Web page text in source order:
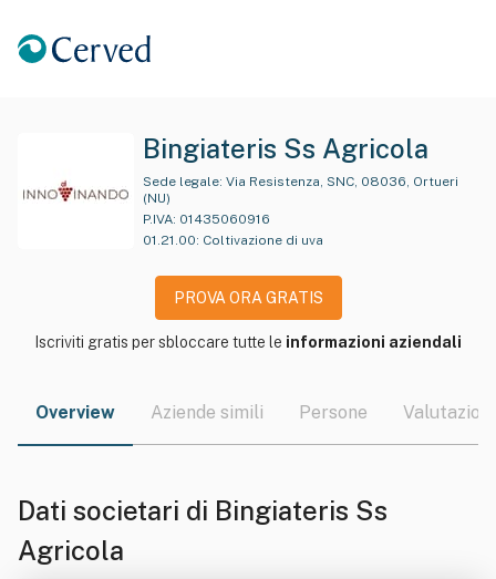
Bingiateris Ss Agricola
Sede legale:
(NU)
P.IVA: 01435060916
01.21.00: Coltivazione di uva
PROVA ORA GRATIS
Iscriviti gratis per sbloccare tutte le informazioni aziendali
Overview Aziende simili Persone Valutazioni
Dati societari di Bingiateris Ss
Agricola